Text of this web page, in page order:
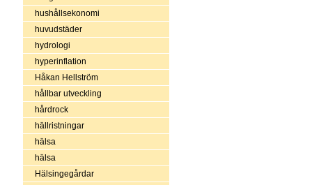
hushållsekonomi
huvudstäder
hydrologi
hyperinflation
Håkan Hellström
hållbar utveckling
hårdrock
hällristningar
hälsa
hälsa
Hälsingegårdar